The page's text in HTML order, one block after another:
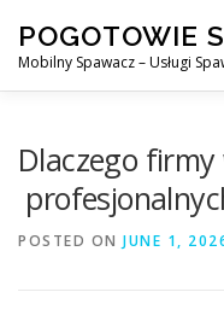
content
POGOTOWIE
Mobilny Spawacz – Usługi
Dlaczego
POSTED ON JUNE 1,